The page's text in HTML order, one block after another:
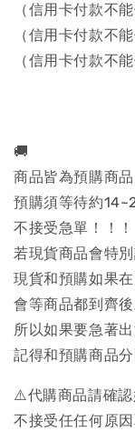
（信用卡付款不能
（信用卡付款不能
（信用卡付款不能
🚚
商品皆為預購商品
預購須等待約
不接受急單！！！
若現貨商品會特
現貨和預購如果
會等商品都到齊
所以如果要急著
記得和預購商品分
⚠️代購商品請確認
不接受任任何原